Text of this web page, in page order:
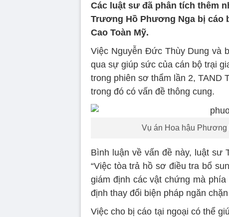
Các luật sư đã phân tích thêm
Trương Hồ Phương Nga bị cáo
Cao Toàn Mỹ.
Việc Nguyễn Đức Thùy Dung và
qua sự giúp sức của cán bộ trại
trong phiên sơ thẩm lần 2, TAND
trong đó có vấn đề thông cung.
Vụ án Hoa hậu
Bình luận về vấn đề này, luật sư
“Việc tòa trả hồ sơ điều tra bổ
giám định các vật chứng mà
định thay đổi biện pháp ngăn
Việc cho bị cáo tại ngoại có thể